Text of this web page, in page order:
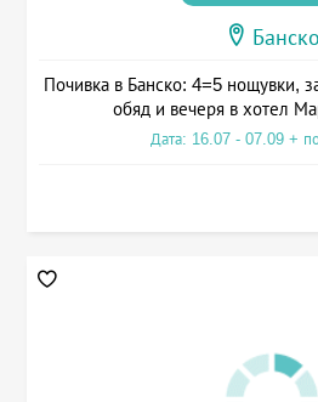
Банско
Почивка в Банско: 4=5 нощувки,
обяд и вечеря в хотел
Дата: 16.07 - 07.09 +